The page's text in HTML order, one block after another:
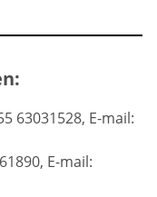
63031528, E-mail:
E-mail: